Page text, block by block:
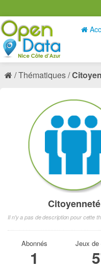
Thématiques
Citoyenneté
Il n'y a pas de description pour cette
Abonnés
1
Jeux de